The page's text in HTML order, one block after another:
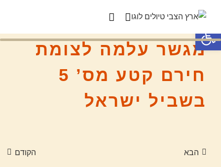
מגשר עלמה לצומת
חירם קטע מס’ 5
בשביל ישראל
הקודם הבא
פתח סרגל נגישות